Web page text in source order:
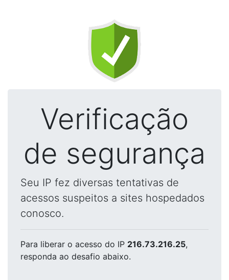
Verificação
de segurança
Seu IP fez diversas tentativas de
acessos suspeitos a sites hospedados
conosco.
Para liberar o acesso do IP 216.73.216.25,
responda ao desafio abaixo.